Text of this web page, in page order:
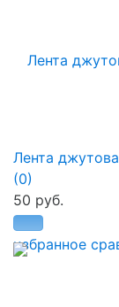
избранное
Лента
(0)
50 руб.